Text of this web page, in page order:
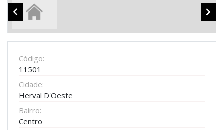
Código:
11501
Cidade:
Herval D'Oeste
Bairro:
Centro